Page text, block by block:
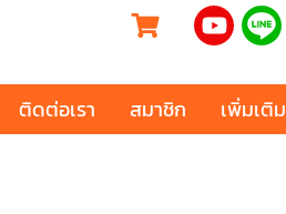
ติดต่อเรา สมาชิก เพิ่มเติม